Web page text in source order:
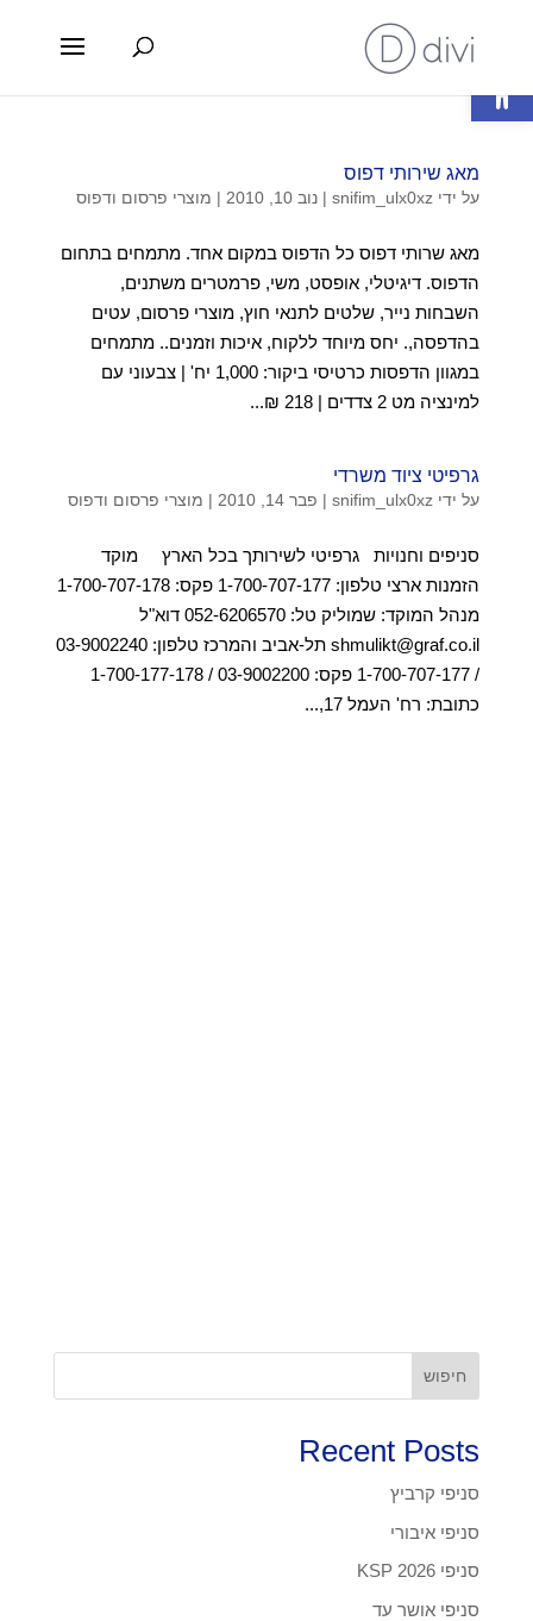
מאג שירותי דפוס
על ידי snifim_ulx0xz
| נוב 10, 2010 | מוצרי פרסום ודפוס
מאג שרותי דפוס כל הדפוס במקום אחד. מתמחים בתחום
הדפוס. דיגיטלי, אופסט, משי, פרמטרים משתנים,
השבחות נייר, שלטים לתנאי חוץ, מוצרי פרסום, עטים
בהדפסה,. יחס מיוחד ללקוח, איכות וזמנים.. מתמחים
במגוון הדפסות כרטיסי ביקור: 1,000 יח' | צבעוני עם
למינציה מט 2 צדדים | 218 ₪...
גרפיטי ציוד משרדי
על ידי snifim_ulx0xz
| פבר 14, 2010 | מוצרי פרסום ודפוס
סניפים וחנויות גרפיטי לשירותך בכל הארץ מוקד
הזמנות ארצי טלפון: 1-700-707-177 פקס: 1-700-707-178
מנהל המוקד: שמוליק טל: 052-6206570 דוא"ל
shmulikt@graf.co.il תל-אביב והמרכז טלפון: 03-9002240
/ 1-700-707-177 פקס: 03-9002200 / 1-700-177-178
כתובת: רח' העמל 17,...
חיפוש
Recent Posts
סניפי קרביץ
סניפי איבורי
סניפי KSP 2026
סניפי אושר עד
פתח סרגל נגישות